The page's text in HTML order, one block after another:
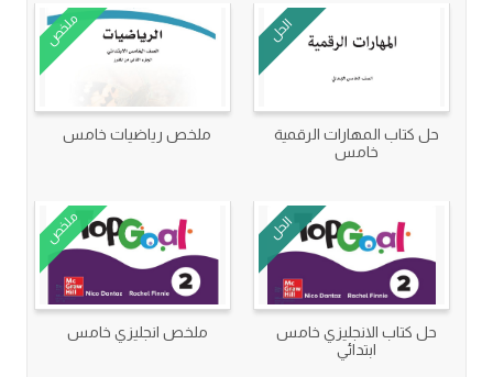
الحل
حل كتاب المهارات الرقمية
خامس
ملخص
ملخص رياضيات خامس
الحل
حل كتاب الانجليزي خامس
ابتدائي
ملخص
ملخص انجليزي خامس